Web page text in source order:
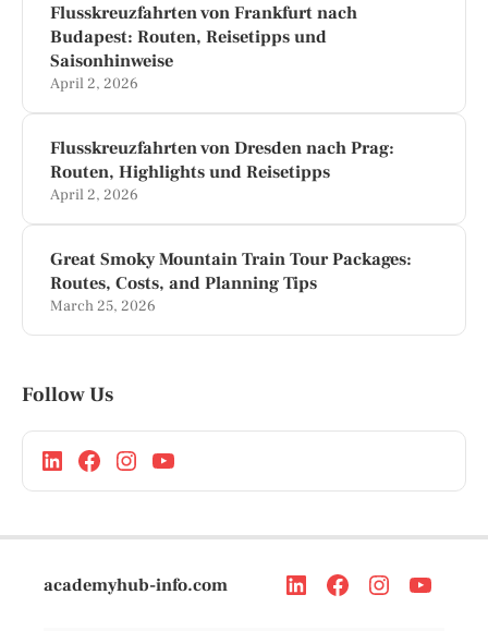
Flusskreuzfahrten von Frankfurt nach
Budapest: Routen, Reisetipps und
Saisonhinweise
April 2, 2026
Flusskreuzfahrten von Dresden nach Prag:
Routen, Highlights und Reisetipps
April 2, 2026
Great Smoky Mountain Train Tour Packages:
Routes, Costs, and Planning Tips
March 25, 2026
Follow Us
academyhub-info.com